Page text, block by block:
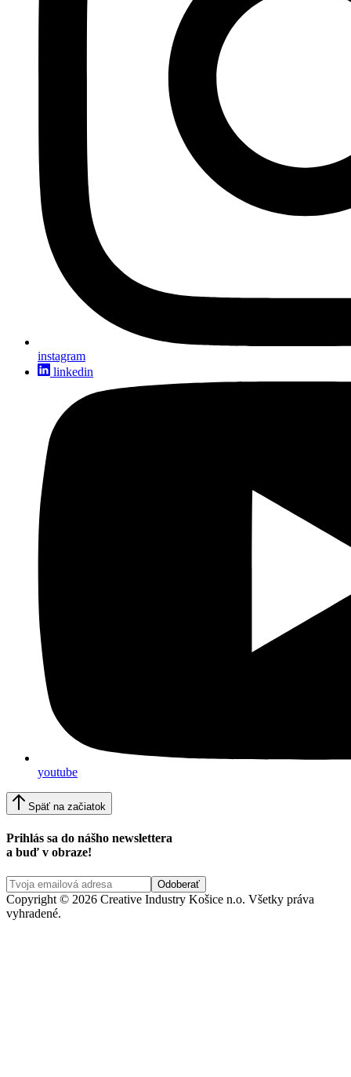
instagram
linkedin
youtube
Späť na začiatok
Prihlás sa do nášho newslettera
a buď v obraze!
Copyright © 2026 Creative Industry Košice n.o. Všetky práva
vyhradené.